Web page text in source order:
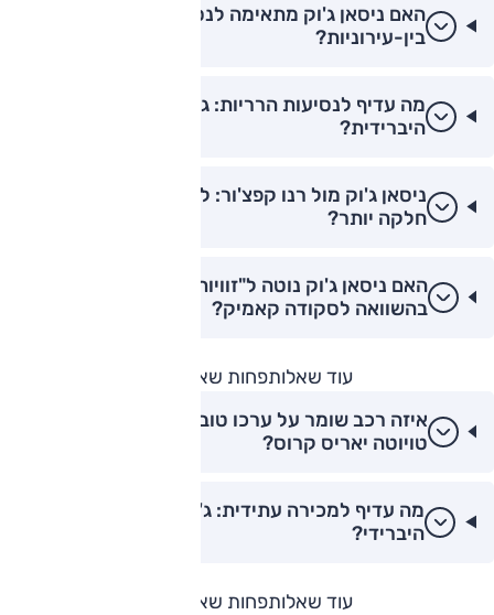
האם ניסאן ג'וק מתאימה לנסיעות ארוכות
בין-עירוניות?
מה עדיף לנסיעות הרריות: ג'וק טורבו או קונה
היברידית?
ניסאן ג'וק מול רנו קפצ'ור: למי יש תיבת הילוכים
חלקה יותר?
האם ניסאן ג'וק נוטה ל"זוויות גלגול" בפניות
בהשוואה לסקודה קאמיק?
עוד שאלותפחות שאלות
איזה רכב שומר על ערכו טוב יותר: ניסאן ג'וק או
טויוטה יאריס קרוס?
מה עדיף למכירה עתידית: ג'וק בנזין או ג'וק
היברידי?
עוד שאלותפחות שאלות